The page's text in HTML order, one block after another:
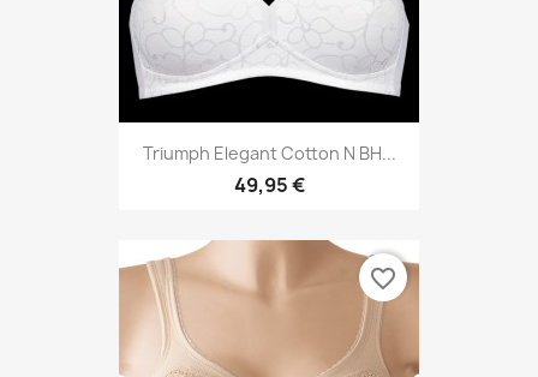
Triumph Elegant Cotton N BH...
49,95 €
favorite_border